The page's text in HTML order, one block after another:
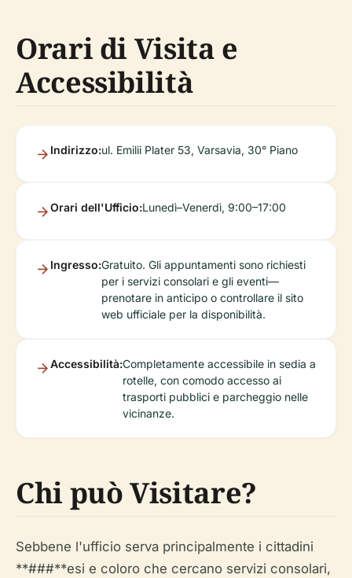
Orari di Visita e
Accessibilità
Indirizzo:ul. Emilii Plater 53, Varsavia, 30° Piano
Orari dell'Ufficio:Lunedì–Venerdì, 9:00–17:00
Ingresso:Gratuito. Gli appuntamenti sono richiesti
per i servizi consolari e gli eventi—
prenotare in anticipo o controllare il sito
web ufficiale per la disponibilità.
Accessibilità:Completamente accessibile in sedia a
rotelle, con comodo accesso ai
trasporti pubblici e parcheggio nelle
vicinanze.
Chi può Visitare?
Sebbene l'ufficio serva principalmente i cittadini
**###**esi e coloro che cercano servizi consolari,